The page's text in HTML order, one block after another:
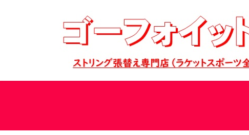
ス
ン